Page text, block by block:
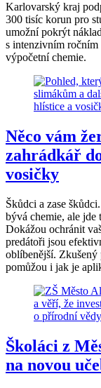
Karlovarský kraj
300 tisíc korun pro
umožní pokrýt
s intenzivním ročním
výpočetní chemie.
Něco vám
zahrádkář
vosičky
Škůdci a zase
bývá chemie, ale
Dokážou ochránit
predátoři jsou
oblíbenější. Zkušený
pomůžou i jak je
Školáci z
na novou